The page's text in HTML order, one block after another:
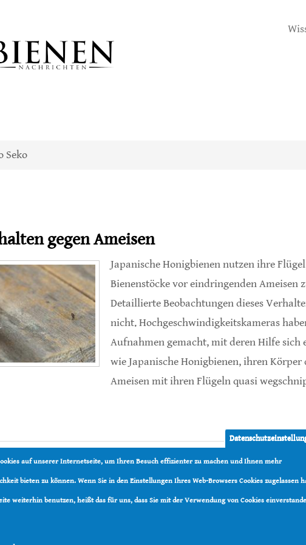
Seko
gegen Ameisen
Japanische Honigbienen nutzen ihre
Bienenstöcke vor eindringenden Ameisen
Detaillierte Beobachtungen dieses
nicht. Hochgeschwindigkeitskameras
Aufnahmen gemacht, mit deren Hilfe sich
wie Japanische Honigbienen, ihren Körper
Ameisen mit ihren Flügeln quasi
auf unserer Internetseite, um Ihren Besuch effizienter zu machen und Ihnen mehr
bieten zu können. Wenn Sie in den Einstellungen Ihres Web-Browsers Cookies zugelassen
weiterhin benutzen, heißt das für uns, dass Sie mit der Verwendung von Cookies